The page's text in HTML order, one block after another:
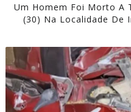
Um Homem Foi Morto A
(30) Na Localidade De